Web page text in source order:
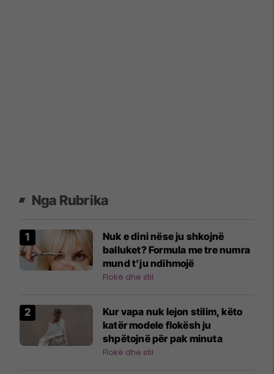
Nga Rubrika
Nuk e dini nëse ju shkojnë
balluket? Formula me tre numra
mund t’ju ndihmojë
Flokë dhe stil
Kur vapa nuk lejon stilim, këto
katër modele flokësh ju
shpëtojnë për pak minuta
Flokë dhe stil